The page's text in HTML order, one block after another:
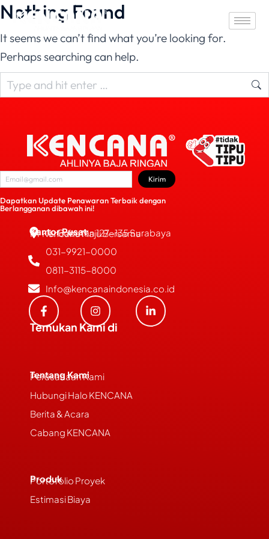
Nothing Found
It seems we can’t find what you’re looking for.
Perhaps searching can help.
Dapatkan Update Penawaran Terbaik dengan
Berlangganan dibawah ini!
Kirim
Kantor Pusat
PT Kencana Maju Bersama
JL. Bubutan 127-135 Surabaya
031-9921-0000
0811-3115-8000
Info@kencanaindonesia.co.id
Temukan Kami di
Tentang Kami
Perusahaan Kami
Hubungi Halo KENCANA
Berita & Acara
Cabang KENCANA
Produk
Portofolio Proyek
Estimasi Biaya